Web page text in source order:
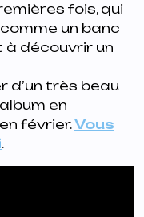
fois, qui
un banc
à découvrir un
d’un très beau
en
février.Vous
.